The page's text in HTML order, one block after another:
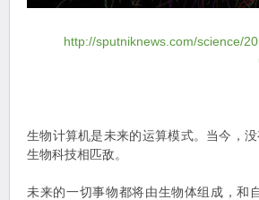
http://sputniknews.com/science/
生物计算机是未来的运算模式。当今，
生物科技相匹敌。
未来的一切事物都将由生物体组成，和